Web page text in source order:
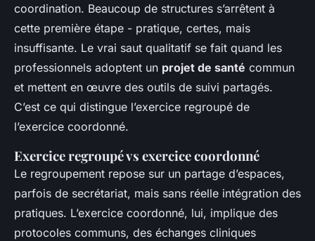
coordination. Beaucoup de structures s’arrêtent à
cette première étape - pratique, certes, mais
insuffisante. Le vrai saut qualitatif se fait quand les
professionnels adoptent un projet de santé commun
et mettent en œuvre des outils de suivi partagés.
C’est ce qui distingue l’exercice regroupé de
l’exercice coordonné.
Exercice regroupé vs exercice coordonné
Le regroupement repose sur un partage d’espaces,
parfois de secrétariat, mais sans réelle intégration des
pratiques. L’exercice coordonné, lui, implique des
protocoles communs, des échanges cliniques